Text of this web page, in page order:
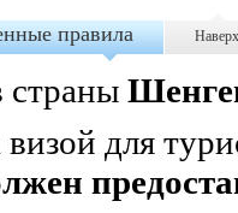
правила Наверх
страны
для